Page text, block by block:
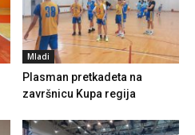
Mladi
Plasman pretkadeta na
završnicu Kupa regija